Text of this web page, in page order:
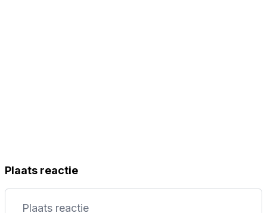
Plaats reactie